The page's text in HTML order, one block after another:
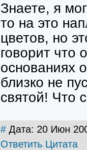
Знаете, я
то на это
цветов, но
говорит что
основаниях
близко не
святой! Что
# Дата: 20 Июн
Ответить Цитата